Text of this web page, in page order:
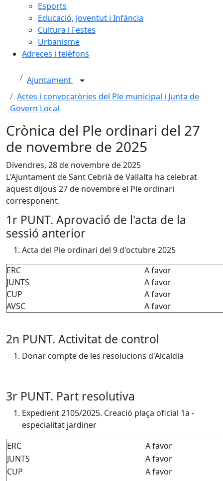
Esports
Educació, Joventut i Infància
Cultura i Festes
Urbanisme
Adreces i telèfons
Ajuntament
Actes i convocatòries del Ple municipal i Junta de
Govern Local
Crònica del Ple ordinari del 27
de novembre de 2025
Divendres, 28 de novembre de 2025
L'Ajuntament de Sant Cebrià de Vallalta ha celebrat
aquest dijous 27 de novembre el Ple ordinari
corresponent.
1r PUNT. Aprovació de l'acta de la
sessió anterior
Acta del Ple ordinari del 9 d'octubre 2025
ERC
A favor
JUNTS
A favor
CUP
A favor
AVSC
A favor
2n PUNT. Activitat de control
Donar compte de les resolucions d'Alcaldia
3r PUNT. Part resolutiva
Expedient 2105/2025. Creació plaça oficial 1a -
especialitat jardiner
ERC
A favor
JUNTS
A favor
CUP
A favor